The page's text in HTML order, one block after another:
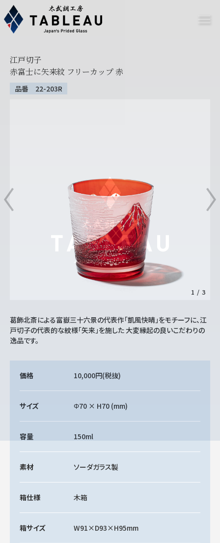
江戸切子
赤富士に矢来紋 フリーカップ 赤
品番 22-203R
1 / 3
葛飾北斎による富嶽三十六景の代表作「凱風快晴」をモチーフに、江
戸切子の代表的な紋様「矢来」を施した 大変縁起の良いこだわりの
逸品です。
価格 10,000円(税抜)
サイズ Φ70 × H70 (mm)
容量 150ml
素材 ソーダガラス製
箱仕様 木箱
箱サイズ W91×D93×H95mm